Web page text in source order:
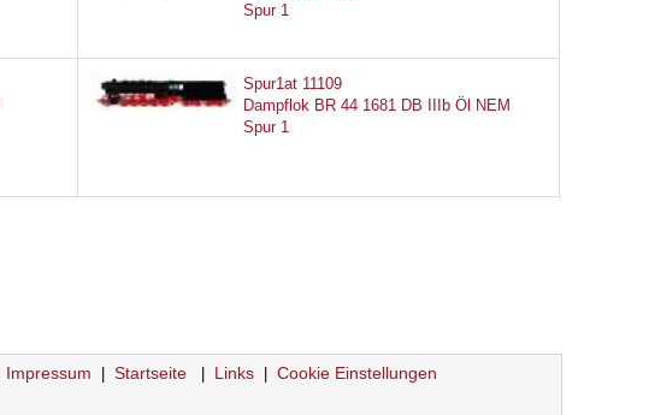
Spur 1
Spur1at 11109
Dampflok BR 44 1681 DB IIIb Öl NEM
Spur 1
Impressum Startseite Links Cookie Einstellungen